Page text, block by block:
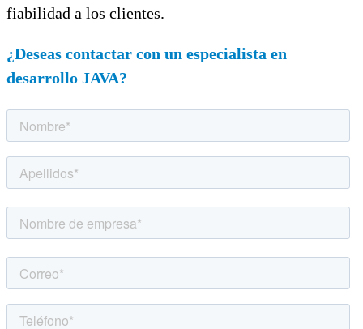
fiabilidad a los clientes.
¿Deseas contactar con un especialista en
desarrollo JAVA?